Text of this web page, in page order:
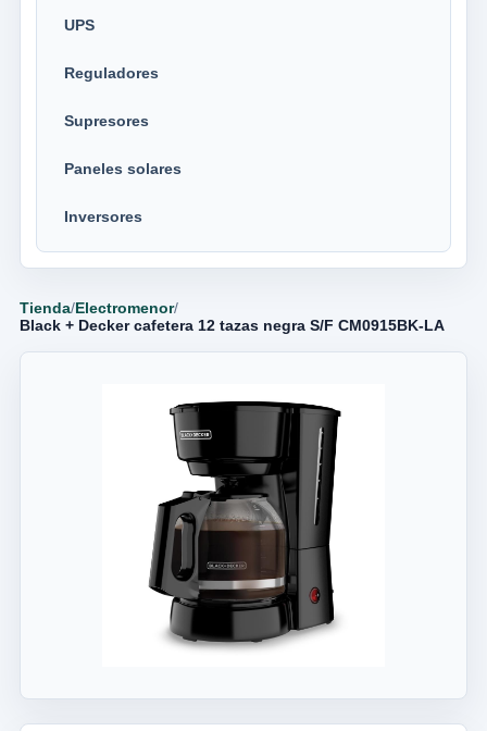
UPS
Reguladores
Supresores
Paneles solares
Inversores
Tienda/Electromenor/
Black + Decker cafetera 12 tazas negra S/F CM0915BK-LA